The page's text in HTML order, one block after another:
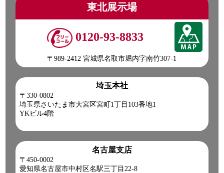
東北展示場
0120-93-8833
〒989-2412 宮城県名取市堀内字南竹307-1
埼玉本社
〒330-0802
埼玉県さいたま市大宮区宮町1丁目103番地1
YKビル4階
名古屋支店
〒450-0002
愛知県名古屋市中村区名駅三丁目22-8